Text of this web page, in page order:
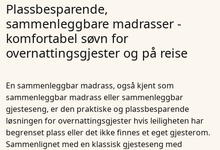
Plassbesparende,
sammenleggbare madrasser -
komfortabel søvn for
overnattingsgjester og på reise
En sammenleggbar madrass, også kjent som
sammenleggbar madrass ellersammenleggbar
gjesteseng, er den praktiske og plassbesparende
løsningen for overnattingsgjester hvis leiligheten har
begrenset plass eller det ikke finnes et eget gjesterom.
Sammenlignet med en klassisk gjesteseng med